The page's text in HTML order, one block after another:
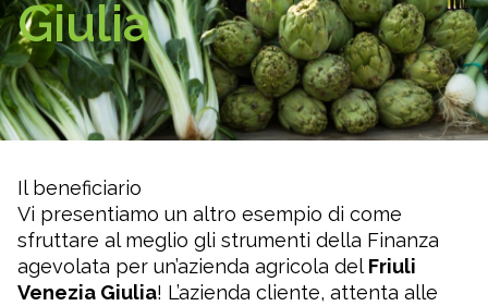
Giulia
Il beneficiario
Vi presentiamo un altro esempio di come
sfruttare al meglio gli strumenti della Finanza
agevolata per un’azienda agricola del Friuli
Venezia Giulia! L’azienda cliente, attenta alle